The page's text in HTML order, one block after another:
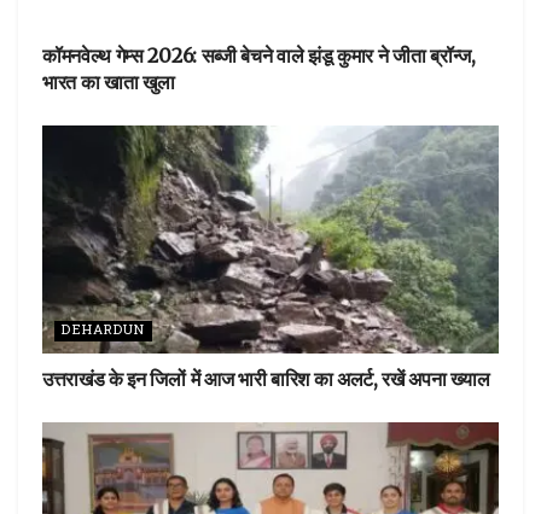
कॉमनवेल्थ गेम्स 2026: सब्जी बेचने वाले झंडू कुमार ने जीता ब्रॉन्ज,
भारत का खाता खुला
DEHARDUN
उत्तराखंड के इन जिलों में आज भारी बारिश का अलर्ट, रखें अपना ख्याल